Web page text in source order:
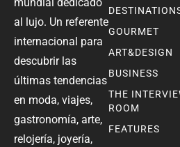
al lujo. Un referente
internacional para
descubrir las
últimas tendencias
en moda, viajes,
gastronomía, arte,
relojería, joyería,
GOURMET
ART&DESIGN
BUSINESS
THE
ROOM
FEATURES